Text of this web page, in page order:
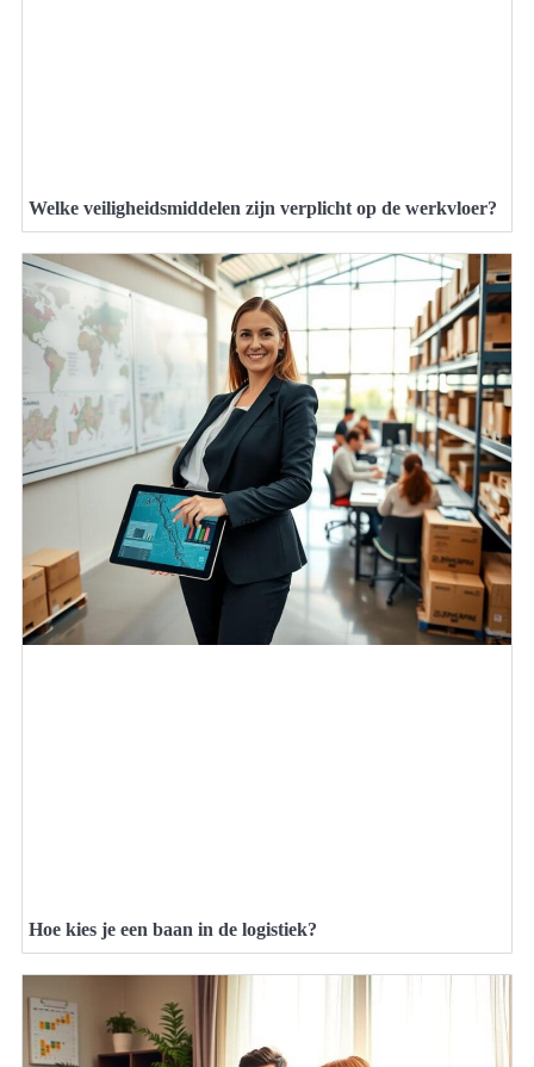
Welke veiligheidsmiddelen zijn verplicht op de werkvloer?
Hoe kies je een baan in de logistiek?